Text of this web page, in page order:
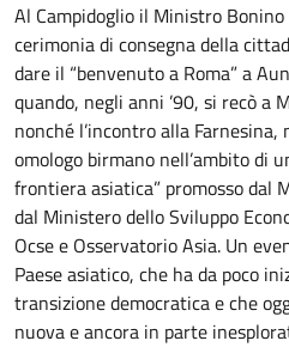
Al Campidoglio il Ministro
cerimonia di consegna della
dare il “benvenuto a Roma” a
quando, negli anni ’90, si recò a
nonché l’incontro alla
omologo birmano nell’ambito di
frontiera asiatica” promosso dal
dal Ministero dello Sviluppo
Ocse e Osservatorio Asia. Un
Paese asiatico, che ha da poco
transizione democratica e che
nuova e ancora in parte